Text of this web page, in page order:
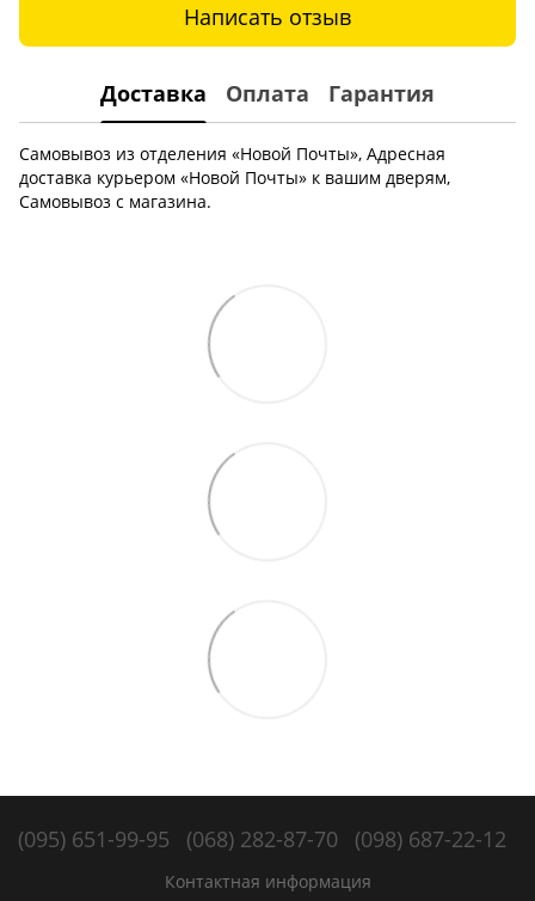
Написать отзыв
Доставка Оплата Гарантия
Самовывоз из отделения «Новой Почты», Адресная
доставка курьером «Новой Почты» к вашим дверям,
Самовывоз с магазина.
(095) 651-99-95 (068) 282-87-70 (098) 687-22-12
Контактная информация